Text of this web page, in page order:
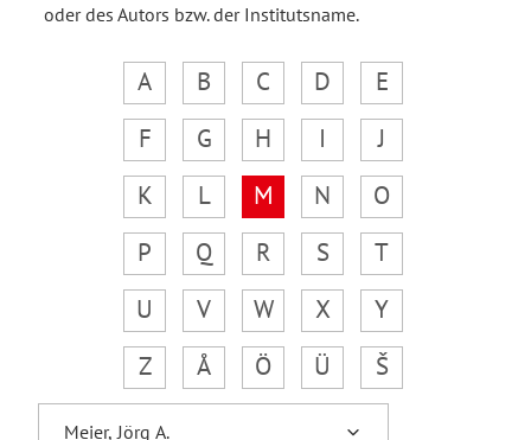
oder des Autors bzw. der Institutsname.
A B C D
E
F
G H I
J
K
L M N
O
P
Q R S
T
U
V W X
Y
Z
Å Ö Ü Š